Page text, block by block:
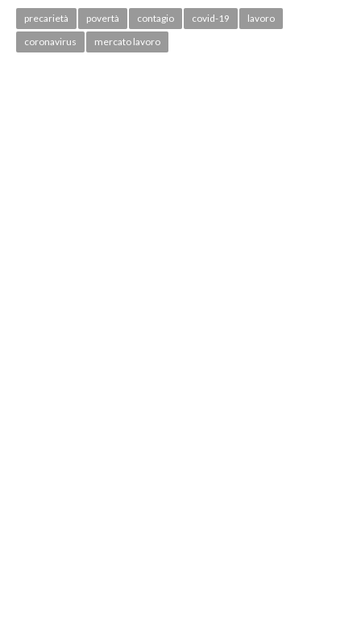
precarietà povertà contagio covid-19
lavoro
coronavirus
mercato lavoro